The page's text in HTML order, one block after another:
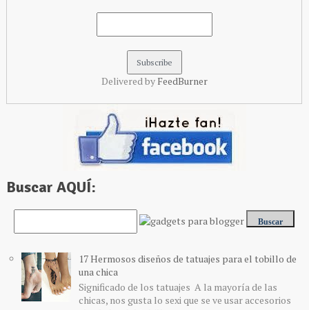
Delivered by FeedBurner
Buscar AQUÍ:
17 Hermosos diseños de tatuajes para el tobillo de
una chica
Significado de los tatuajes A la mayoría de las
chicas, nos gusta lo sexi que se ve usar accesorios